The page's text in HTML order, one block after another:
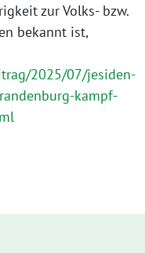
zur Volks- bzw.
bekannt ist,
2025/07/jesiden-
kampf-